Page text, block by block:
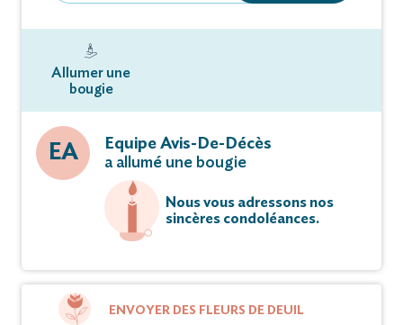
Allumer une
bougie
EA
Equipe Avis-De-Décès
a allumé une bougie
Nous vous adressons nos
sincères condoléances.
ENVOYER DES FLEURS DE DEUIL